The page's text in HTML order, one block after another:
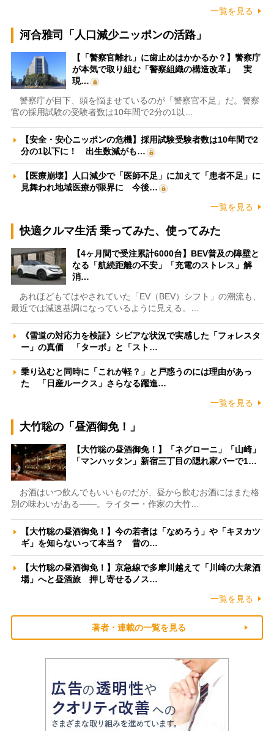
一覧を見る
河合雅司「人口減少ニッポンの活路」
【「警察官離れ」に歯止めはかかるか？】警察庁
が本気で取り組む「警察組織の構造改革」 実
現…
警察庁が目下、頭を悩ませているのが「警察官不足」だ。警察
官の採用試験の受験者数は10年間で2分の1以…
【安全・安心ニッポンの危機】採用試験受験者数は10年間で2
分の1以下に！ 出生数減がも…
【医療崩壊】人口減少で「医師不足」に加えて「患者不足」に
見舞われ地域医療が限界に 今後…
一覧を見る
快適クルマ生活 乗ってみた、使ってみた
【4ヶ月間で受注累計6000台】BEV普及の障壁と
なる「航続距離の不安」「充電のストレス」解
消…
あれほどもてはやされていた「EV（BEV）シフト」の潮流も、
最近では減速基調になっているように見える。…
《雪道の対応力を検証》シビアな状況で実感した「フォレスタ
ー」の真価 「ターボ」と「スト…
乗り込むと同時に「これが軽？」と戸惑うのには理由があっ
た 「日産ルークス」さらなる躍進…
一覧を見る
大竹聡の「昼酒御免！」
【大竹聡の昼酒御免！】「ネグローニ」「山崎」
「マンハッタン」新宿三丁目の隠れ家バーで1…
お酒はいつ飲んでもいいものだが、昼から飲むお酒にはまた格
別の味わいがある――。ライター・作家の大竹…
【大竹聡の昼酒御免！】今の若者は「なめろう」や「キヌカツ
ギ」を知らないって本当？ 昔の…
【大竹聡の昼酒御免！】京急線で多摩川越えて「川崎の大衆酒
場」へと昼酒旅 押し寄せるノス…
一覧を見る
著者・連載の一覧を見る